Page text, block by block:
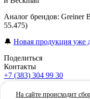
На сайте происходит
Аналог брендов: Greiner
55.475)
🔔 Новая продукция уже
Поделиться
Контакты
+7 (383) 304 99 30
zakaz@sovteh2012.ru
г. Бердск, ул. Зелёная